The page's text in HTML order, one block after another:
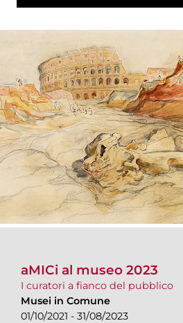
aMICi al museo 2023
I curatori a fianco del pubblico
Musei in Comune
01/10/2021 - 31/08/2023